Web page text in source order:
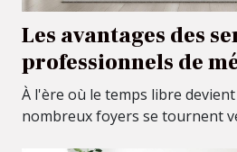
Les avantages des
professionnels de
À l'ère où le temps libre
nombreux foyers se tournent